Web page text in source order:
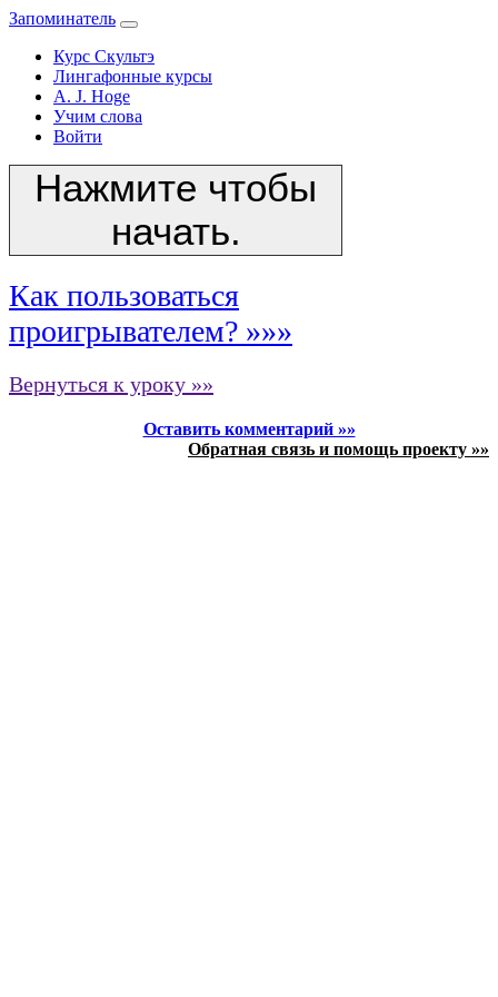
Запоминатель
Курс Скультэ
Лингафонные курсы
A. J. Hoge
Учим слова
Войти
Нажмите чтобы
начать.
Как пользоваться
проигрывателем? »»»
Вернуться к уроку »»
Оставить комментарий »»
Обратная связь и помощь проекту »»